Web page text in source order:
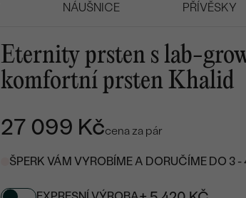
NÁUŠNICE PŘÍVĚSKY
Eternity prsten s lab-
komfortní prsten Khalid
27 099 Kčcena za pár
ŠPERK VÁM VYROBÍME A DORUČÍME DO 3 -